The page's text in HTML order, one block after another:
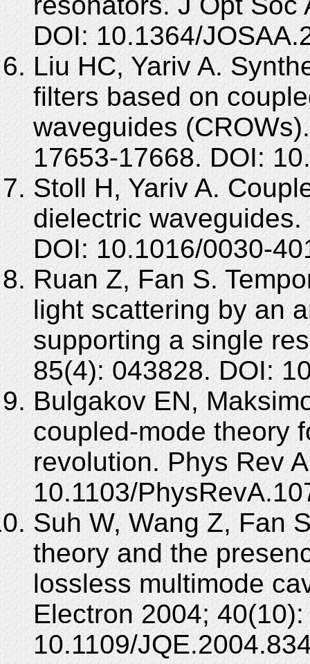
DOI: 10.1364/
Liu HC, Yariv A.
filters based on
waveguides
17653-17668. DOI:
Stoll H, Yariv A.
dielectric
DOI: 10.1016/0030-
Ruan Z, Fan S.
light scattering by an
supporting a single
85(4): 043828. DOI:
Bulgakov EN,
coupled-mode theory
revolution. Phys Rev
10.1103/
Suh W, Wang Z, Fan
theory and the
lossless multimode
Electron 2004;
10.1109/